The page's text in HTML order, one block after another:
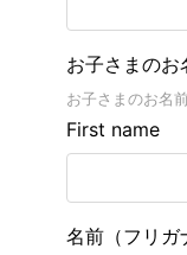
お子さまのお
お子さまのお名
First name
名前（フリガ